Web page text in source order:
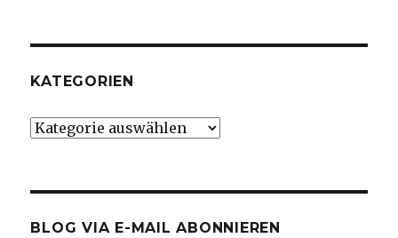
KATEGORIEN
Kategorien
BLOG VIA E-MAIL ABONNIEREN